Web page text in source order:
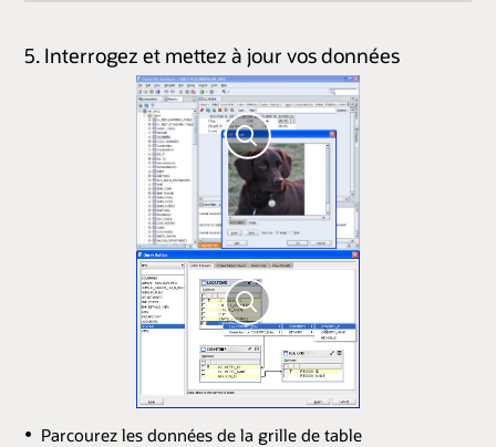
5. Interrogez et mettez à jour vos données
Parcourez les données de la grille de table